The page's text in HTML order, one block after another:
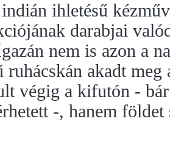
ihletésű
darabjai
nem is azon a
ruhácskán akadt
végig a kifutón -
-, hanem földet